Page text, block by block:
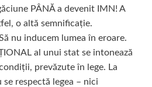
PÂNĂ a devenit IMN! A
o altă semnificație.
nu inducem lumea în eroare.
al unui stat se intonează
prevăzute în lege. La
se respectă legea – nici